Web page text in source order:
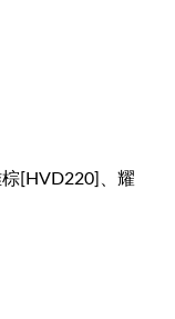
[HVD220]、耀